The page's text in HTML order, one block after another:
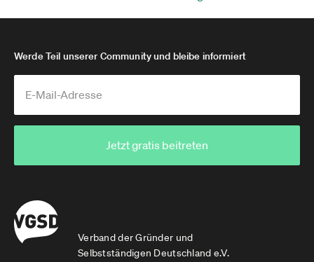
Verband der Gründer und
Selbstständigen Deutschland e.V.
Werde Teil unserer Community und bleibe informiert
Jetzt gratis beitreten